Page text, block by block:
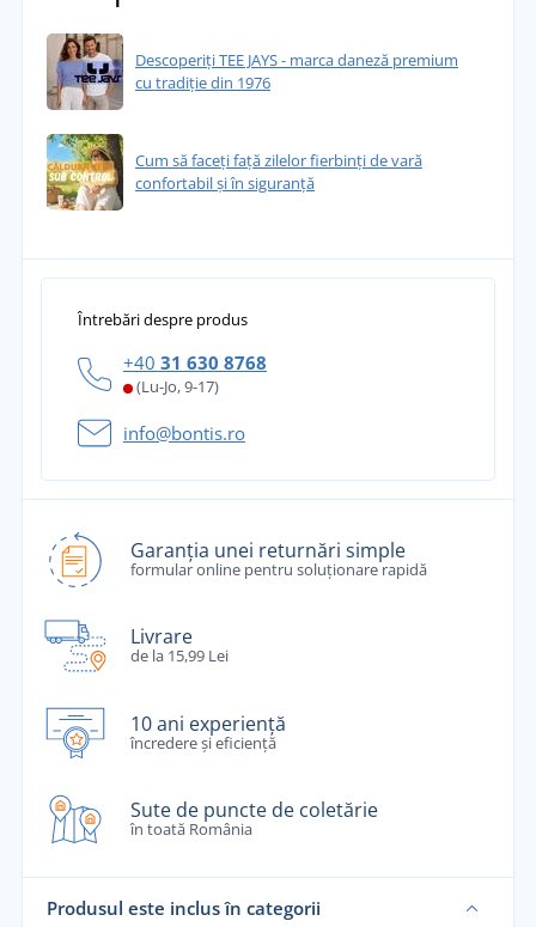
Descoperiți TEE JAYS - marca daneză premium
cu tradiție din 1976
Cum să faceți față zilelor fierbinți de vară
confortabil și în siguranță
Întrebări despre produs
+40 31 630 8768
(Lu-Jo, 9-17)
info@bontis.ro
Garanția unei returnări simple
formular online pentru soluționare rapidă
Livrare
de la 15,99 Lei
10 ani experiență
încredere și eficiență
Sute de puncte de coletărie
în toată România
Produsul este inclus în categorii